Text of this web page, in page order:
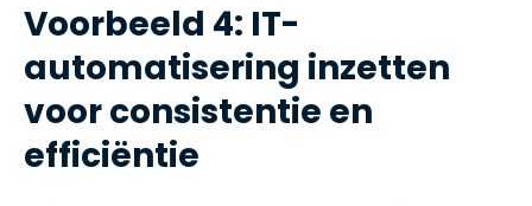
Voorbeeld 4: IT-
automatisering inzetten
voor consistentie en
efficiëntie